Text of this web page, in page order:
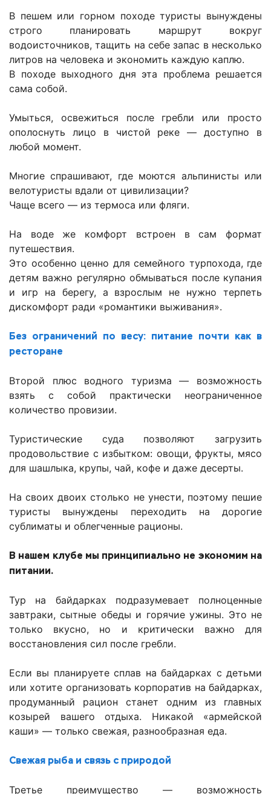
В пешем или горном походе туристы вынуждены
строго планировать маршрут вокруг
водоисточников, тащить на себе запас в несколько
литров на человека и экономить каждую каплю.
В походе выходного дня эта проблема решается
сама собой.
Умыться, освежиться после гребли или просто
ополоснуть лицо в чистой реке — доступно в
любой момент.
Многие спрашивают, где моются альпинисты или
велотуристы вдали от цивилизации?
Чаще всего — из термоса или фляги.
На воде же комфорт встроен в сам формат
путешествия.
Это особенно ценно для семейного турпохода, где
детям важно регулярно обмываться после купания
и игр на берегу, а взрослым не нужно терпеть
дискомфорт ради «романтики выживания».
Без ограничений по весу: питание почти как в
ресторане
Второй плюс водного туризма — возможность
взять с собой практически неограниченное
количество провизии.
Туристические суда позволяют загрузить
продовольствие с избытком: овощи, фрукты, мясо
для шашлыка, крупы, чай, кофе и даже десерты.
На своих двоих столько не унести, поэтому пешие
туристы вынуждены переходить на дорогие
сублиматы и облегченные рационы.
В нашем клубе мы принципиально не экономим на
питании.
Тур на байдарках подразумевает полноценные
завтраки, сытные обеды и горячие ужины. Это не
только вкусно, но и критически важно для
восстановления сил после гребли.
Если вы планируете сплав на байдарках с детьми
или хотите организовать корпоратив на байдарках,
продуманный рацион станет одним из главных
козырей вашего отдыха. Никакой «армейской
каши» — только свежая, разнообразная еда.
Свежая рыба и связь с природой
Третье преимущество — возможность